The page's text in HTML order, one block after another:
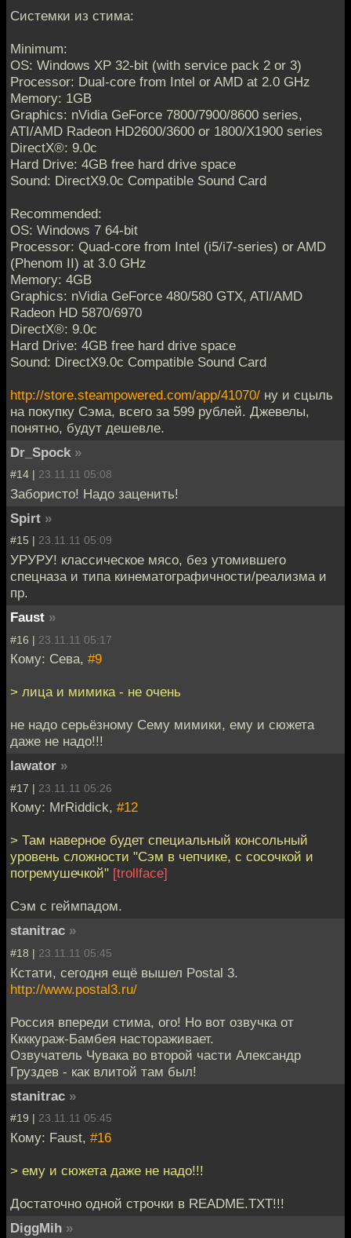
Системки из стима:
Minimum:
OS: Windows XP 32-bit (with service pack 2 or 3)
Processor: Dual-core from Intel or AMD at 2.0 GHz
Memory: 1GB
Graphics: nVidia GeForce 7800/7900/8600 series,
ATI/AMD Radeon HD2600/3600 or 1800/X1900 series
DirectX®: 9.0c
Hard Drive: 4GB free hard drive space
Sound: DirectX9.0c Compatible Sound Card
Recommended:
OS: Windows 7 64-bit
Processor: Quad-core from Intel (i5/i7-series) or AMD
(Phenom II) at 3.0 GHz
Memory: 4GB
Graphics: nVidia GeForce 480/580 GTX, ATI/AMD
Radeon HD 5870/6970
DirectX®: 9.0c
Hard Drive: 4GB free hard drive space
Sound: DirectX9.0c Compatible Sound Card
http://store.steampowered.com/app/41070/ ну и сцыль
на покупку Сэма, всего за 599 рублей. Джевелы,
понятно, будут дешевле.
Dr_Spock »
#14 | 23.11.11 05:08
Забористо! Надо заценить!
Spirt »
#15 | 23.11.11 05:09
УРУРУ! классическое мясо, без утомившего
спецназа и типа кинематографичности/реализма и
пр.
Faust »
#16 | 23.11.11 05:17
Кому: Сева, #9
> лица и мимика - не очень
не надо серьёзному Сему мимики, ему и сюжета
даже не надо!!!
lawator »
#17 | 23.11.11 05:26
Кому: MrRiddick, #12
> Там наверное будет специальный консольный
уровень сложности "Сэм в чепчике, с сосочкой и
погремушечкой" [trollface]
Сэм с геймпадом.
stanitrac »
#18 | 23.11.11 05:45
Кстати, сегодня ещё вышел Postal 3.
http://www.postal3.ru/
Россия впереди стима, ого! Но вот озвучка от
Ккккураж-Бамбея настораживает.
Озвучатель Чувака во второй части Александр
Груздев - как влитой там был!
stanitrac »
#19 | 23.11.11 05:45
Кому: Faust, #16
> ему и сюжета даже не надо!!!
Достаточно одной строчки в README.TXT!!!
DiggMih »